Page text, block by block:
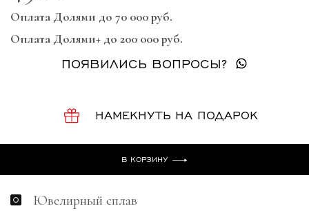
Оплата Долями до 70 000 руб.
Оплата Долями+ до 200 000 руб.
ПОЯВИЛИСЬ ВОПРОСЫ?
Ювелирный сплав
НАМЕКНУТЬ НА ПОДАРОК
В КОРЗИНУ